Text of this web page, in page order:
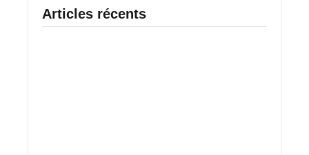
Articles récents